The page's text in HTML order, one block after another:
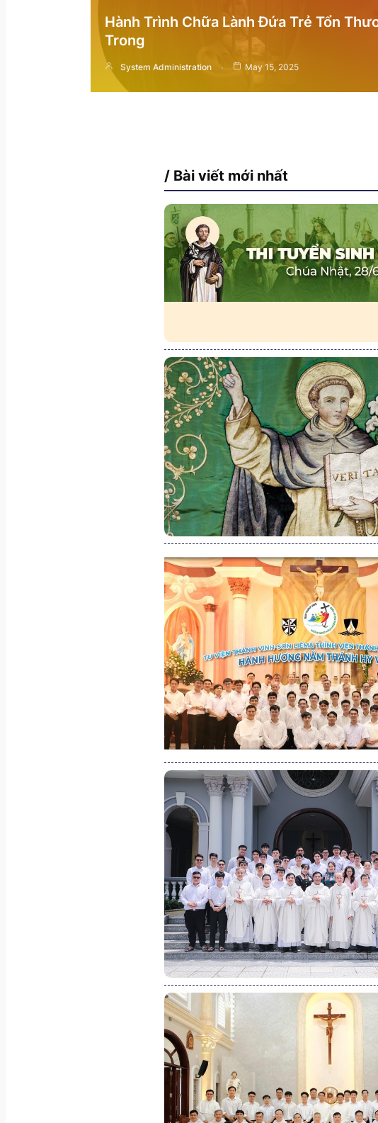
Hành Trình Chữa Lành Đứa Trẻ Tổn
Trong
System Administration May 15, 2025
/ Bài viết mới nhất